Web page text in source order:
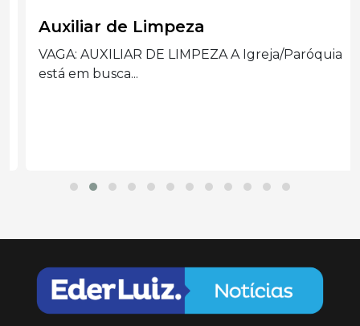
Auxiliar de Limpeza
VAGA: AUXILIAR DE LIMPEZA A Igreja/Paróquia
está em busca...